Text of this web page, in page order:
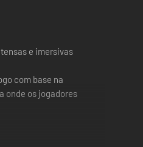
e imersivas
com base na
onde os jogadores